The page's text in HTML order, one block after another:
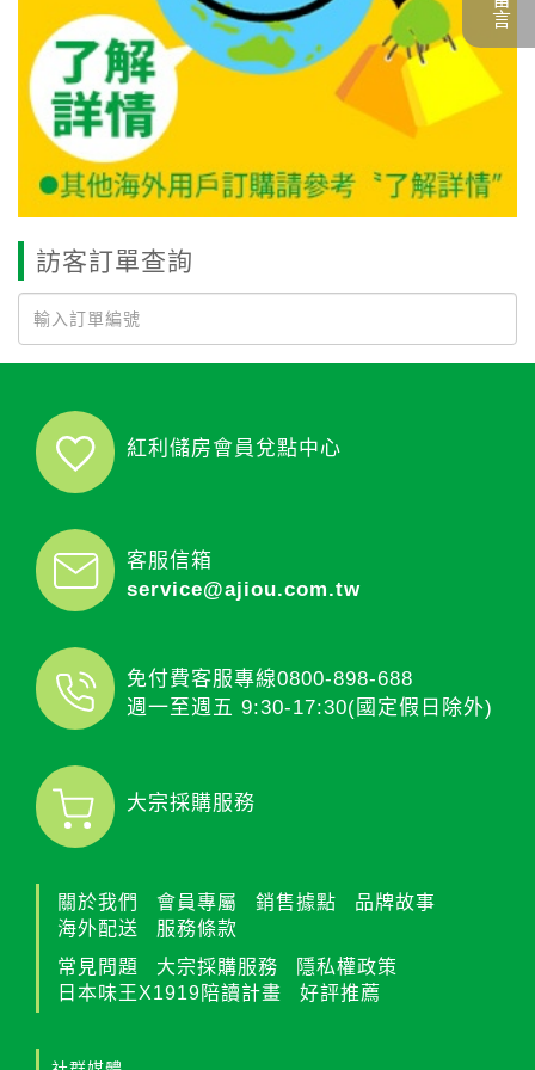
訪客訂單查詢
紅利儲房會員兌點中心
客服信箱
service@ajiou.com.tw
免付費客服專線0800-898-688
週一至週五 9:30-17:30(國定假日除外)
大宗採購服務
關於我們 會員專屬 銷售據點
品牌故事
海外配送
服務條款
常見問題
大宗採購服務
隱私權政策
日本味王X1919陪讀計畫
好評推薦